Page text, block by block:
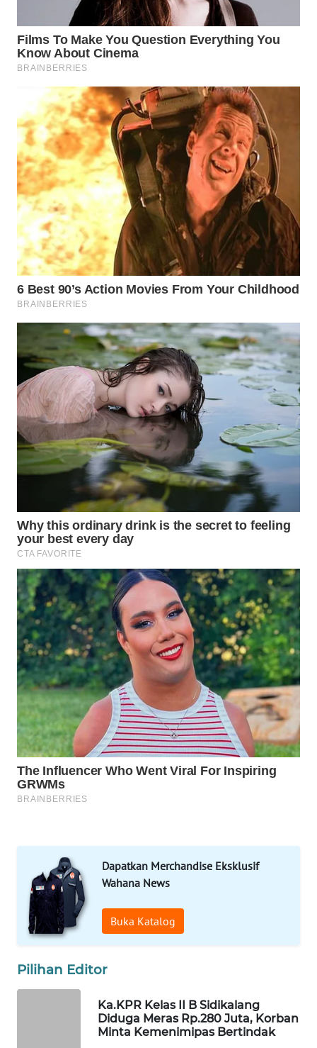
Dapatkan Merchandise Eksklusif
Wahana News
Buka Katalog
Pilihan Editor
Ka.KPR Kelas II B Sidikalang
Diduga Meras Rp.280 Juta, Korban
Minta Kemenimipas Bertindak
WAHANA
HEALTH
WAHANA
DESA
WISATA
LAPAK
WAHANA
Wahana
Network
KONSUMEN
LISTRIK
MASYARAKAT
KELISTRIKAN
WALINKI
ID
MAWAKA
ID
MARTABAT
PLN
WATCH
MKLI
LPKKI
LKKI
KOPEKLIN
PORTAL
KONSUMEN
FORWAMKI
FORJASIDA
TAMBANG
NEWS
SITUNGIR
SIDIKALANG